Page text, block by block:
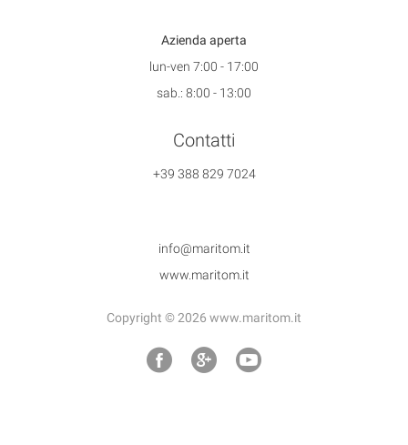
Azienda aperta
lun-ven 7:00 - 17:00
sab.: 8:00 - 13:00
Contatti
+39 388 829 7024
info@maritom.it
www.maritom.it
Copyright © 2026 www.maritom.it